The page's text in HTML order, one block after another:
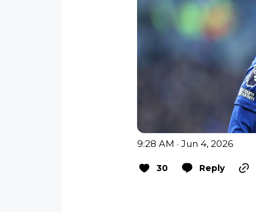
9:28 AM · Jun 4, 2026
30 Reply